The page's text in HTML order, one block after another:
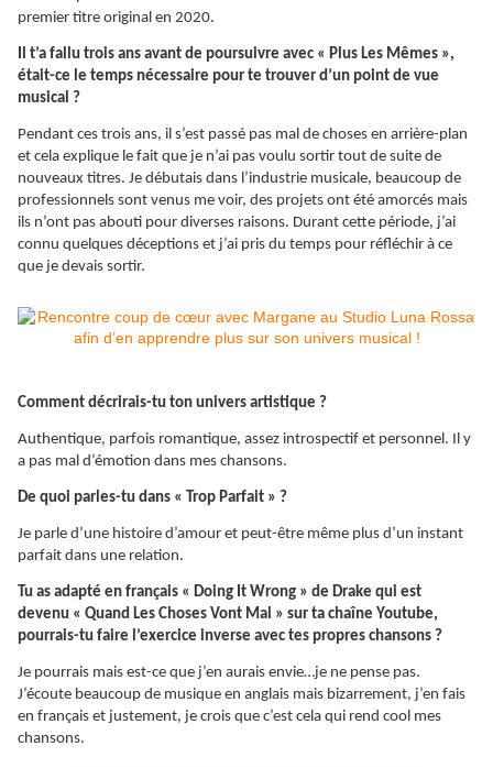
premier titre original en 2020.
Il t’a fallu trois ans avant de poursuivre avec « Plus Les Mêmes »,
était-ce le temps nécessaire pour te trouver d’un point de vue
musical ?
Pendant ces trois ans, il s’est passé pas mal de choses en arrière-plan
et cela explique le fait que je n’ai pas voulu sortir tout de suite de
nouveaux titres. Je débutais dans l’industrie musicale, beaucoup de
professionnels sont venus me voir, des projets ont été amorcés mais
ils n’ont pas abouti pour diverses raisons. Durant cette période, j’ai
connu quelques déceptions et j’ai pris du temps pour réfléchir à ce
que je devais sortir.
Comment décrirais-tu ton univers artistique ?
Authentique, parfois romantique, assez introspectif et personnel. Il y
a pas mal d’émotion dans mes chansons.
De quoi parles-tu dans « Trop Parfait » ?
Je parle d’une histoire d’amour et peut-être même plus d’un instant
parfait dans une relation.
Tu as adapté en français « Doing It Wrong » de Drake qui est
devenu « Quand Les Choses Vont Mal » sur ta chaîne Youtube,
pourrais-tu faire l’exercice inverse avec tes propres chansons ?
Je pourrais mais est-ce que j’en aurais envie…je ne pense pas.
J’écoute beaucoup de musique en anglais mais bizarrement, j’en fais
en français et justement, je crois que c’est cela qui rend cool mes
chansons.